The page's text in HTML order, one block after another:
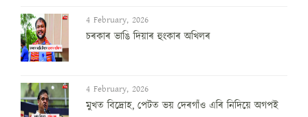
4 February, 2026
চৰকাৰ ভাঙি দিয়াৰ হুংকাৰ অখিলৰ
4 February, 2026
মুখত বিদ্ৰোহ, পেটত ভয় দেৰগাঁও এৰি নিদিয়ে অগপই